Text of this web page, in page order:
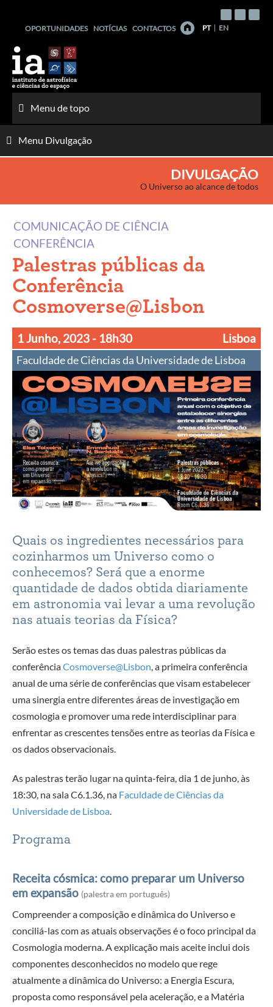
conteúdo
OPORTUNIDADES NOTÍCIAS CONTACTOS PT EN
Menu de topo
Menu Divulgação
DIVULGAÇÃO
O Universo ao alcance de todos
COMUNICAÇÃO DE CIÊNCIA
CONFERÊNCIA
Palestras públicas da
Conferência
Cosmoverse@Lisbon
1 Junho, 2023 - 18h30 Lisboa
Faculdade de Ciências da Universidade de Lisboa
Quais os ingredientes necessários para
cozinharmos um Universo como o
conhecemos? Será que a enorme
quantidade de dados obtida diariamente
em astronomia vai levar a uma revolução
nas atuais teorias da Física?
Serão estes os temas das duas palestras públicas da
conferênciaCosmoverse@Lisbon , a primeira conferência
anual de uma série de conferências que visam estabelecer
uma sinergia entre diferentes áreas de investigação em
cosmologia e promover uma rede interdisciplinar para
enfrentar as crescentes tensões entre as teorias da Física e
os dados observacionais.
As palestras terão lugar na quinta-feira, dia 1 de junho, às
18:30, na sala C6.1.36, na Faculdade de Ciências da
Universidade de Lisboa
Programa
Receita cósmica: como preparar um Universo
em expansão (palestra em português)
Compreender a composição e dinâmica do Universo e
conciliá-las com as atuais observações é o foco principal da
Cosmologia moderna. A explicação mais aceite inclui dois
componentes desconhecidos no modelo que rege
atualmente a dinâmica do Universo: a Energia Escura,
proposta como responsável pela aceleração, e a Matéria